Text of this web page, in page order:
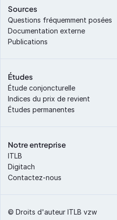
Sources
Questions fréquemment posées
Documentation externe
Publications
Études
Étude conjoncturelle
Indices du prix de revient
Études permanentes
Notre entreprise
ITLB
Digitach
Contactez-nous
© Droits d'auteur ITLB vzw